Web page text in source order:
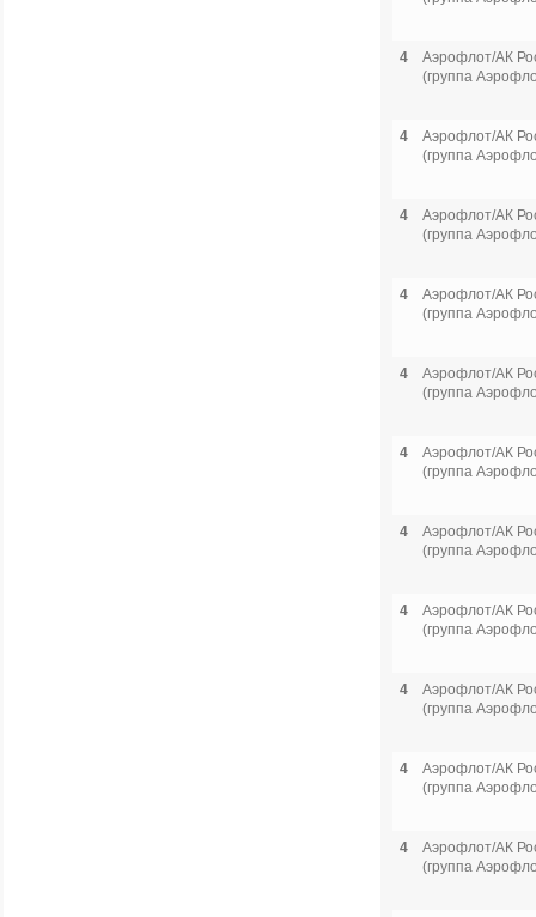
4
Аэрофлот/АК
(группа
4
Аэрофлот/АК
(группа
4
Аэрофлот/АК
(группа
4
Аэрофлот/АК
(группа
4
Аэрофлот/АК
(группа
4
Аэрофлот/АК
(группа
4
Аэрофлот/АК
(группа
4
Аэрофлот/АК
(группа
4
Аэрофлот/АК
(группа
4
Аэрофлот/АК
(группа
4
Аэрофлот/АК
(группа